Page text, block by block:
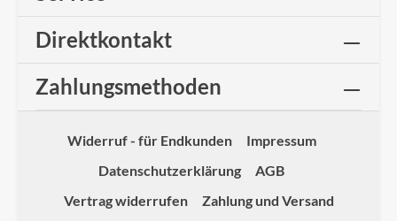
Direktkontakt
Zahlungsmethoden
Widerruf - für Endkunden
Impressum
Datenschutzerklärung
AGB
Vertrag widerrufen
Zahlung und Versand